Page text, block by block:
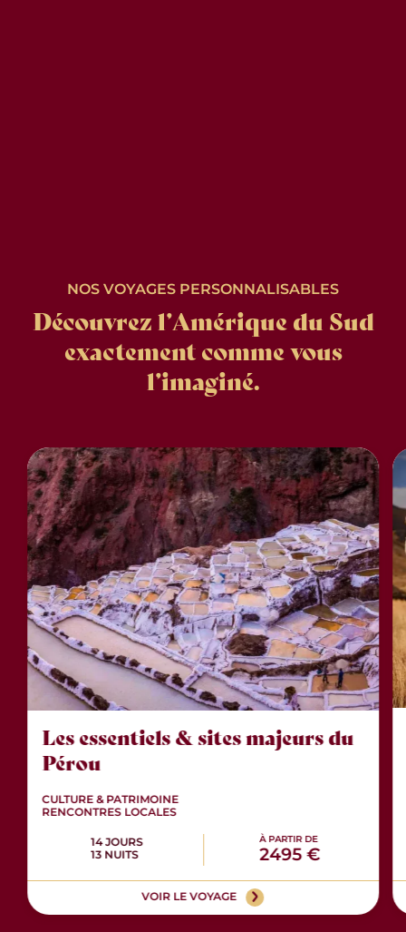
NOS VOYAGES PERSONNALISABLES
Découvrez l’Amérique du Sud
exactement comme vous
l’imaginé.
Les essentiels & sites majeurs du
Pérou
CULTURE & PATRIMOINE
RENCONTRES LOCALES
14 JOURS
13 NUITS
À PARTIR DE
2495 €
VOIR LE VOYAGE